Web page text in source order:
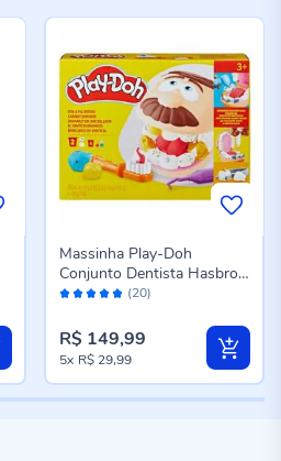
Avaliação: (20)
Massinha Play-Doh
Conjunto Dentista Hasbro -
F1259
R$ 149,99
5x R$ 29,99